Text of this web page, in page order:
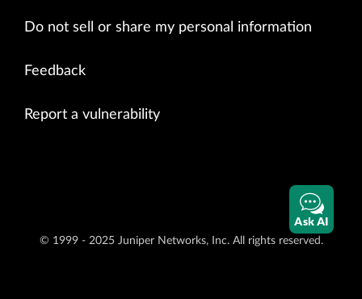
Do not sell or share my personal information
Feedback
Report a vulnerability
© 1999 - 2025 Juniper Networks, Inc. All rights reserved.
Ask AI